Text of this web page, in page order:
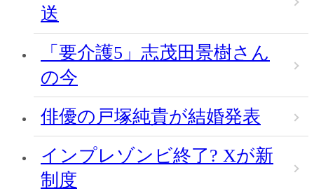
送
「要介護5」志茂田景樹さん
の今
俳優の戸塚純貴が結婚発表
インプレゾンビ終了? Xが新
制度